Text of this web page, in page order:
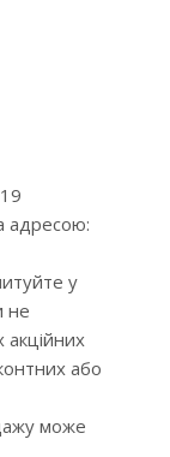
адресою:
у
не
або
може